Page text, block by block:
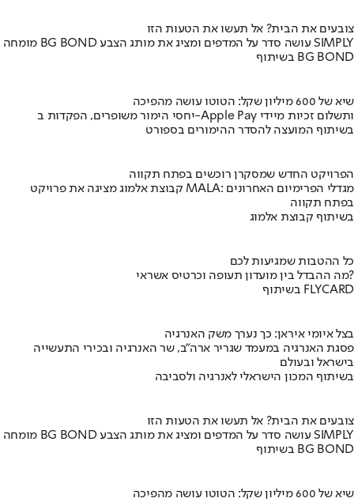
צובעים את הבית? אל תעשו את הטעות הזו
מומחה BG BOND עושה סדר על המדפים ומציג את מותג הצבע SIMPLY
בשיתוף BG BOND
שיא של 600 מיליון שקל: הטוטו עושה מהפיכה
יחסי הימור משופרים, הפקדות ב-Apple Pay ותשלום זכיות מיידי
בשיתוף המועצה להסדר ההימורים בספורט
הפרויקט החדש שמסקרן רוכשים בפתח תקווה
קבוצת אלמוג מציגה את פרויקט MALA: מגדלי הפרימיום האחרונים
בפתח תקווה
בשיתוף קבוצת אלמוג
כל ההטבות שמגיעות לכם
מה ההבדל בין מועדון תעופה וכרטיס אשראי?
בשיתוף FLYCARD
בצל איומי איראן: כך נערך משק האנרגיה
פסגת האנרגיה במעמד שגריר ארה"ב, שר האנרגיה ובכירי התעשייה
בישראל ובעולם
בשיתוף המכון הישראלי לאנרגיה ולסביבה
צובעים את הבית? אל תעשו את הטעות הזו
מומחה BG BOND עושה סדר על המדפים ומציג את מותג הצבע SIMPLY
בשיתוף BG BOND
שיא של 600 מיליון שקל: הטוטו עושה מהפיכה